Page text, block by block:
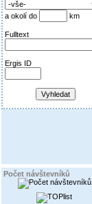
a okolí do km
Fulltext
Ergis ID
Počet návštevníků